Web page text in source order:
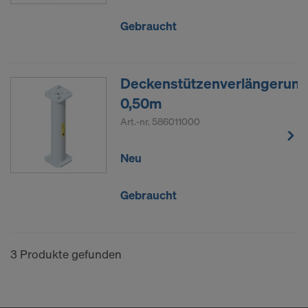
Gebraucht
Deckenstützenverlängerung
0,50m
Art.-nr. 586011000
Neu
Gebraucht
3 Produkte gefunden
Cookies zu. Damit kann auch die Übermittlung von
Daten in Drittstaaten wie die USA einhergehen.
Angemessenheitsbeschluss nach Art 45 DSGVO
und keine angemessenen Garantien nach Art 46
DSGVO bestehen, erstreckt sich Ihre Einwilligung
auch hierauf. Hier kann das Risiko bestehen, dass
Ihre derart übermittelten Daten dem Zugriff durch
Behörden in diesen Drittstaaten zu Kontroll- und
Überwachungszwecken unterliegen und dagegen
keine wirksamen Rechtsbehelfe zur Verfügung
klicken oder Ihre Cookie-Einstellungen anpassen,